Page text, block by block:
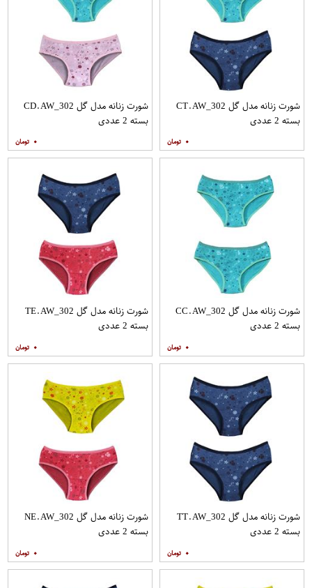
شورت زنانه مدل گل CT.AW_302
بسته 2 عددی
۰
شورت زنانه مدل گل CD.AW_302
بسته 2 عددی
۰
شورت زنانه مدل گل CC.AW_302
بسته 2 عددی
۰
شورت زنانه مدل گل TE.AW_302
بسته 2 عددی
۰
شورت زنانه مدل گل TT.AW_302
بسته 2 عددی
۰
شورت زنانه مدل گل NE.AW_302
بسته 2 عددی
۰